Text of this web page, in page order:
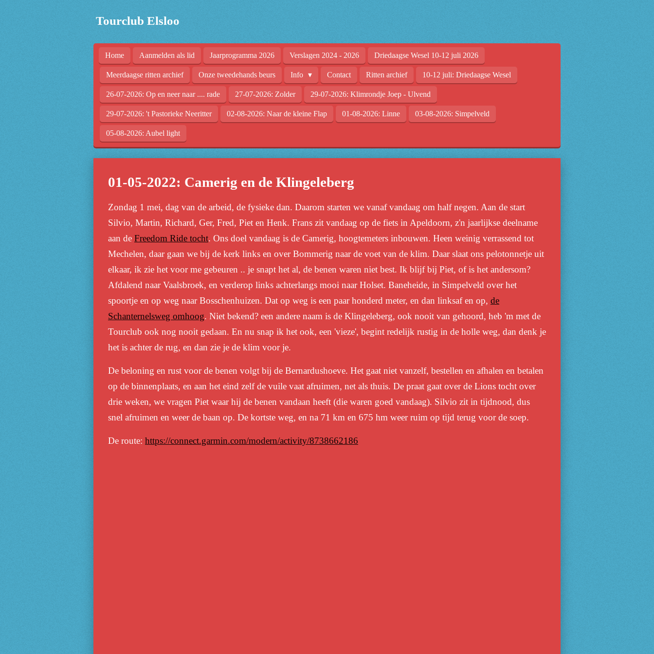
Tourclub Elsloo
Home Aanmelden als lid Jaarprogramma 2026 Verslagen 2024 - 2026 Driedaagse Wesel 10-12 juli 2026
Meerdaagse ritten archief Onze tweedehands beurs Info Contact Ritten archief 10-12 juli: Driedaagse Wesel
26-07-2026: Op en neer naar .... rade 27-07-2026: Zolder 29-07-2026: Klimrondje Joep - Ulvend
29-07-2026: 't Pastorieke Neeritter 02-08-2026: Naar de kleine Flap 01-08-2026: Linne 03-08-2026: Simpelveld
05-08-2026: Aubel light
01-05-2022: Camerig en de Klingeleberg
Zondag 1 mei, dag van de arbeid, de fysieke dan. Daarom starten we vanaf vandaag om half negen. Aan de start
Silvio, Martin, Richard, Ger, Fred, Piet en Henk. Frans zit vandaag op de fiets in Apeldoorn, z'n jaarlijkse deelname
aan de Freedom Ride tocht. Ons doel vandaag is de Camerig, hoogtemeters inbouwen. Heen weinig verrassend tot
Mechelen, daar gaan we bij de kerk links en over Bommerig naar de voet van de klim. Daar slaat ons pelotonnetje uit
elkaar, ik zie het voor me gebeuren .. je snapt het al, de benen waren niet best. Ik blijf bij Piet, of is het andersom?
Afdalend naar Vaalsbroek, en verderop links achterlangs mooi naar Holset. Baneheide, in Simpelveld over het
spoortje en op weg naar Bosschenhuizen. Dat op weg is een paar honderd meter, en dan linksaf en op, de
Schanternelsweg omhoog. Niet bekend? een andere naam is de Klingeleberg, ook nooit van gehoord, heb 'm met de
Tourclub ook nog nooit gedaan. En nu snap ik het ook, een 'vieze', begint redelijk rustig in de holle weg, dan denk je
het is achter de rug, en dan zie je de klim voor je.
De beloning en rust voor de benen volgt bij de Bernardushoeve. Het gaat niet vanzelf, bestellen en afhalen en betalen
op de binnenplaats, en aan het eind zelf de vuile vaat afruimen, net als thuis. De praat gaat over de Lions tocht over
drie weken, we vragen Piet waar hij de benen vandaan heeft (die waren goed vandaag). Silvio zit in tijdnood, dus
snel afruimen en weer de baan op. De kortste weg, en na 71 km en 675 hm weer ruim op tijd terug voor de soep.
De route: https://connect.garmin.com/modern/activity/8738662186